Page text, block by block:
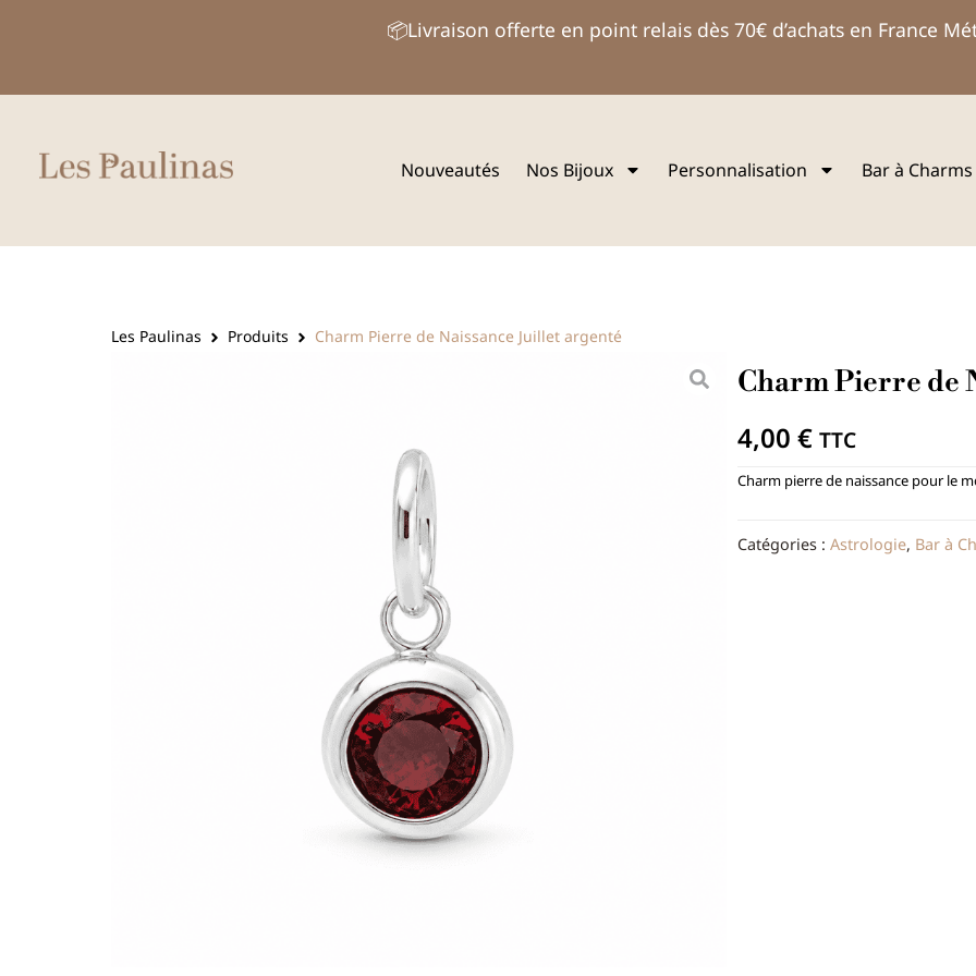
📦Livraison offerte en point relais dès 70€ d’achats en France
Nouveautés Nos Bijoux Personnalisation Bar à Charms
Les Paulinas Produits Charm Pierre de Naissance Juillet argenté
Charm Pierre de
4,00 € TTC
Charm pierre de naissance pour
Catégories : Astrologie, Bar à